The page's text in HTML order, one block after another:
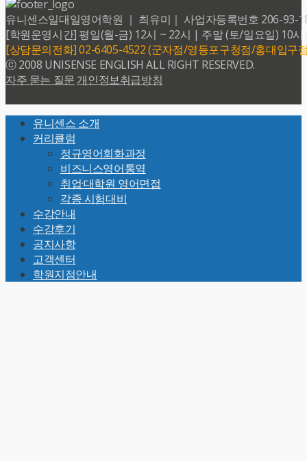
유니센스일대일영어학원 ｜ 최유미｜ 사업자등록번호 206-93-
[학원운영시간] 평일(월-금) 12시 ~ 22시 | 주말 (토/일요일) 10시
[상담문의전화] 02-6405-4522 (군자점/영등포구청점/홍대입구
ⓒ 2008 UNISENSE ENGLISH ALL RIGHT RESERVED.
자주 묻는 질문 개인정보취급방침
Top
유니센스 소개
커리큘럼
정규영어회화과정
비즈니스영어통역
취업·대학원 영어면접
각종 시험대비
수강안내
수강후기
공지사항
고객센터
학원지점안내